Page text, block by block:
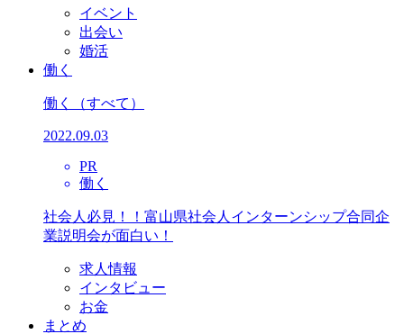
イベント
出会い
婚活
働く
働く （すべて）
2022.09.03
PR
働く
社会人必見！！富山県社会人インターンシップ合同企
業説明会が面白い！
求人情報
インタビュー
お金
まとめ